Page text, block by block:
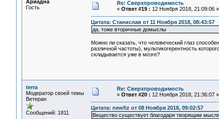
Ариадна
Гость
Re: Сверхпроводимость
« Ответ #19 : 12 Ноября 2018, 21:09:06 »
Цитата: Станислав от 11 Ноября 2018, 08:43:57
да, тоже вторичные домыслы
Можно ли сказать, что человеческий глаз
различной частоты), мультикогерентность
складывается уже в мозге?
terra
Модератор своей темы
Ветеран
Сообщений: 1811
Re: Сверхпроводимость
« Ответ #20 : 12 Ноября 2018, 21:36:07 »
Цитата: newfiz от 08 Ноября 2018, 09:02:57
Вещество существует благодаря творящим